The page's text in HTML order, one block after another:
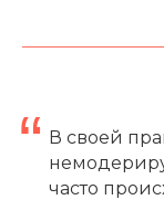
“ В своей
часто